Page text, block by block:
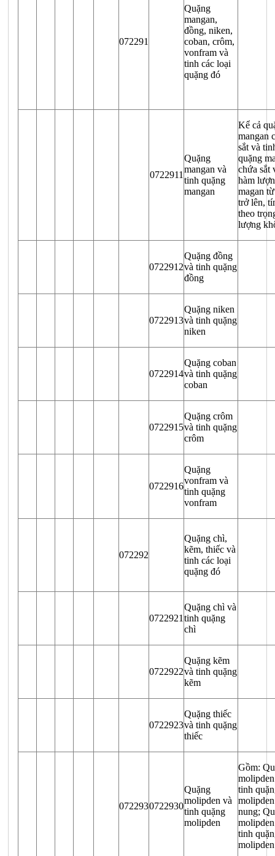
072291
Quặng
mangan,
đồng, niken,
coban, crôm,
vonfram và
tinh các loại
quặng đó
0722911
Quặng
mangan và
tinh quặng
mangan
Kể cả
mangan
sắt và
quặng
chứa sắt
hàm
magan
trở lên,
theo
lượng
0722912
Quặng đồng
và tinh quặng
đồng
0722913
Quặng niken
và tinh quặng
niken
0722914
Quặng coban
và tinh quặng
coban
0722915
Quặng crôm
và tinh quặng
crôm
0722916
Quặng
vonfram và
tinh quặng
vonfram
072292
Quặng chì,
kẽm, thiếc và
tinh các loại
quặng đó
0722921
Quặng chì và
tinh quặng
chì
0722922
Quặng kẽm
và tinh quặng
kẽm
0722923
Quặng thiếc
và tinh quặng
thiếc
0722930722930
Quặng
molipden và
tinh quặng
molipden
Gồm:
tinh
nung;
tinh